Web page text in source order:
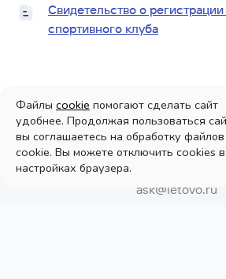
Свидетельство о
спортивного клуба
8 800 100 51
ask@letovo.ru
Файлы cookie помогают сделать сайт
удобнее. Продолжая пользоваться
вы соглашаетесь на обработку файлов
cookie. Вы можете отключить cookies в
настройках браузера.